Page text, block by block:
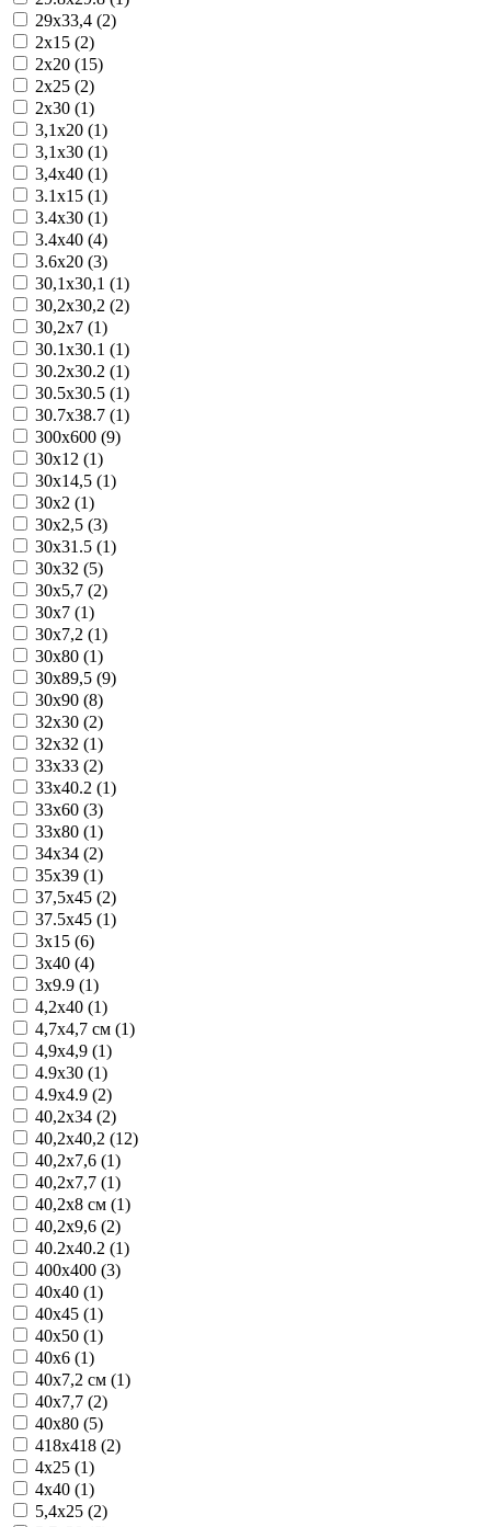
29x33,4 (2)
2x15 (2)
2x20 (15)
2x25 (2)
2x30 (1)
3,1x20 (1)
3,1x30 (1)
3,4x40 (1)
3.1x15 (1)
3.4x30 (1)
3.4x40 (4)
3.6x20 (3)
30,1x30,1 (1)
30,2x30,2 (2)
30,2x7 (1)
30.1x30.1 (1)
30.2x30.2 (1)
30.5x30.5 (1)
30.7x38.7 (1)
300x600 (9)
30x12 (1)
30x14,5 (1)
30x2 (1)
30x2,5 (3)
30x31.5 (1)
30x32 (5)
30x5,7 (2)
30x7 (1)
30x7,2 (1)
30x80 (1)
30x89,5 (9)
30x90 (8)
32x30 (2)
32x32 (1)
33x33 (2)
33x40.2 (1)
33x60 (3)
33x80 (1)
34x34 (2)
35x39 (1)
37,5x45 (2)
37.5x45 (1)
3x15 (6)
3x40 (4)
3x9.9 (1)
4,2x40 (1)
4,7x4,7 см (1)
4,9x4,9 (1)
4.9x30 (1)
4.9x4.9 (2)
40,2x34 (2)
40,2x40,2 (12)
40,2x7,6 (1)
40,2x7,7 (1)
40,2x8 см (1)
40,2x9,6 (2)
40.2x40.2 (1)
400x400 (3)
40x40 (1)
40x45 (1)
40x50 (1)
40x6 (1)
40x7,2 см (1)
40x7,7 (2)
40x80 (5)
418x418 (2)
4x25 (1)
4x40 (1)
5,4x25 (2)